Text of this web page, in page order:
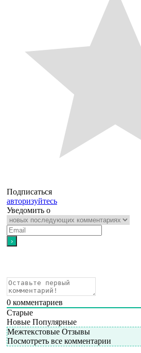
Подписаться
авторизуйтесь
Уведомить о
0 комментариев
Старые
Новые Популярные
Межтекстовые Отзывы
Посмотреть все комментарии